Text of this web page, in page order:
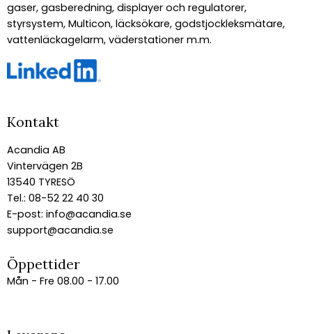
gaser, gasberedning, displayer och regulatorer,
styrsystem, Multicon, läcksökare, godstjockleksmätare,
vattenläckagelarm, väderstationer m.m.
Kontakt
Acandia AB
Vintervägen 2B
13540 TYRESÖ
Tel.: 08-52 22 40 30
E-post: info@acandia.se
support@acandia.se
Öppettider
Mån - Fre 08.00 - 17.00